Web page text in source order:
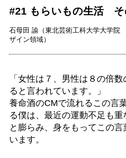
#21 もらいもの生活 そ
石母田 諭（東北芸術工科大学大学
ザイン領域）
「女性は７、男性は８の倍
ると言われています。」
養命酒のCMで流れるこの言
る僕は、最近の運動不足も重
と膨らみ、身をもってこの
います。